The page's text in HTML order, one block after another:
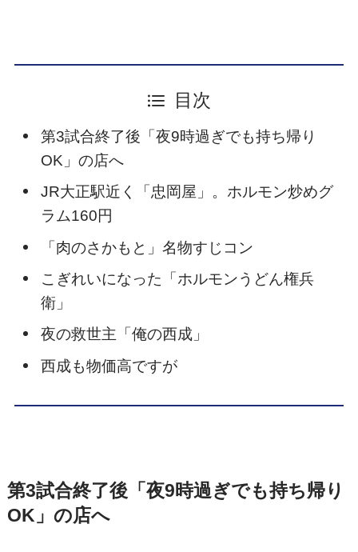
目次
第3試合終了後「夜9時過ぎでも持ち帰り
OK」の店へ
JR大正駅近く「忠岡屋」。ホルモン炒めグ
ラム160円
「肉のさかもと」名物すじコン
こぎれいになった「ホルモンうどん権兵
衛」
夜の救世主「俺の西成」
西成も物価高ですが
第3試合終了後「夜9時過ぎでも持ち帰り
OK」の店へ